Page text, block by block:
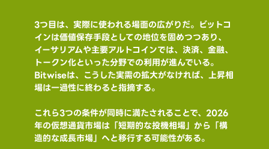
3つ目は、実際に使われる場面の広がりだ。ビットコ
インは価値保存手段としての地位を固めつつあり、
イーサリアムや主要アルトコインでは、決済、金融、
トークン化といった分野での利用が進んでいる。
Bitwiseは、こうした実需の拡大がなければ、上昇相
場は一過性に終わると指摘する。
これら3つの条件が同時に満たされることで、2026
年の仮想通貨市場は「短期的な投機相場」から「構
造的な成長市場」へと移行する可能性がある。